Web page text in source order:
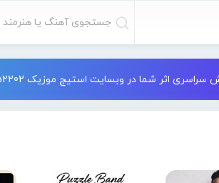
اثر شما در وبسایت استیج موزیک 09379752202